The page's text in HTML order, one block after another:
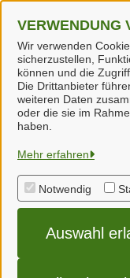
VERWENDUNG
Wir verwenden
sicherzustellen,
können und die
Die Drittanbieter
weiteren Daten
oder die sie im
haben.
Mehr erfahren
Notwendig
Auswahl
Landkreis
Alle Rechte